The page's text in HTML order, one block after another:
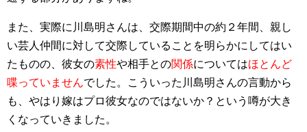
また、実際に川島明さんは、交際期間中の約２年間、親し
い芸人仲間に対して交際していることを明らかにしてはい
たものの、彼女の素性や相手との関係についてはほとんど
喋っていませんでした。こういった川島明さんの言動から
も、やはり嫁はプロ彼女なのではないか？という噂が大き
くなっていきました。